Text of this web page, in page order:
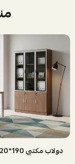
دولاب مكتبي 190*120*32سم